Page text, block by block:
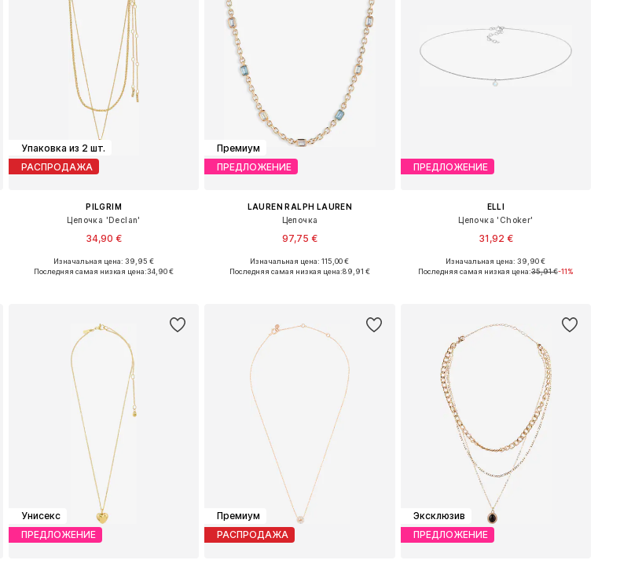
Упаковка из 2 шт.
РАСПРОДАЖА
PILGRIM
Цепочка 'Declan'
34,90 €
Доступные размеры: One Size
Изначальная цена: 39,95 €
Последняя самая низкая цена:34,90 €
Премиум
ПРЕДЛОЖЕНИЕ
LAUREN RALPH LAUREN
Цепочка
97,75 €
Доступные размеры: One Size
Изначальная цена: 115,00 €
Последняя самая низкая цена:89,91 €
ПРЕДЛОЖЕНИЕ
ELLI
Цепочка 'Choker'
31,92 €
Доступные размеры: One Size
Изначальная цена: 39,90 €
Последняя самая низкая цена:35,91 €-11%
Унисекс
ПРЕДЛОЖЕНИЕ
Премиум
РАСПРОДАЖА
Эксклюзив
ПРЕДЛОЖЕНИЕ